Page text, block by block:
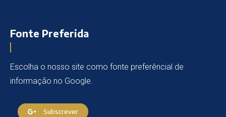
Fonte Preferida
Escolha o nosso site como fonte preferêncial de
informação no Google.
Subscrever